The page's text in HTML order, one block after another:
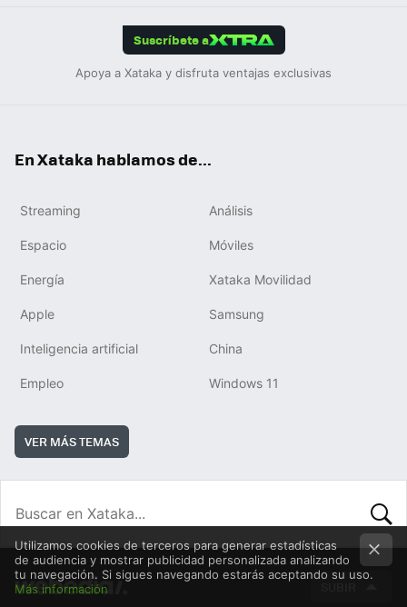
Suscríbete a
Apoya a Xataka y disfruta ventajas exclusivas
En Xataka hablamos de...
Streaming Análisis
Espacio Móviles
Energía Xataka Movilidad
Apple Samsung
Inteligencia artificial China
Empleo Windows 11
VER MÁS TEMAS
Utilizamos cookies de terceros para generar estadísticas
de audiencia y mostrar publicidad personalizada analizando
tu navegación. Si sigues navegando estarás aceptando su uso.
Más información